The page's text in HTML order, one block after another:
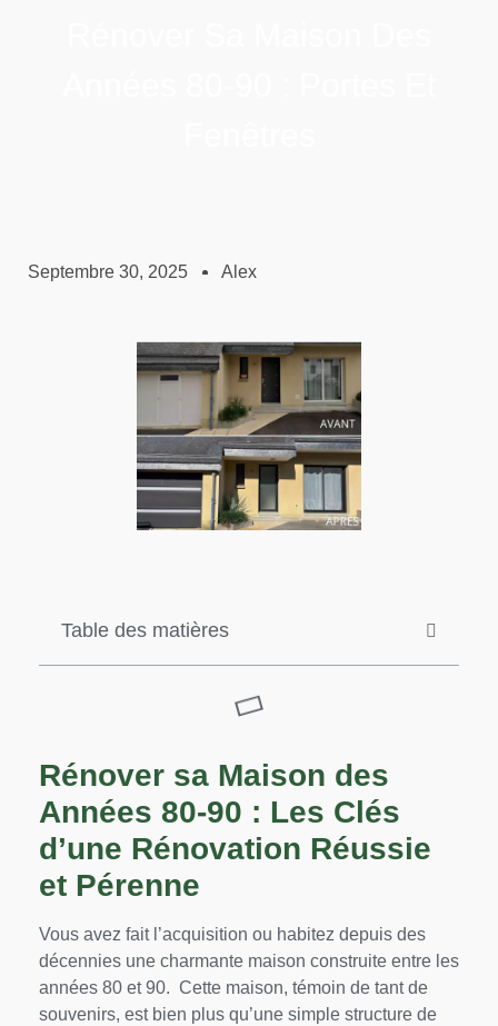
Septembre 30, 2025 Alex
Table des matières
Rénover sa Maison des
Années 80-90 : Les Clés
d’une Rénovation Réussie
et Pérenne
Vous avez fait l’acquisition ou habitez depuis des
décennies une charmante maison construite entre les
années 80 et 90. Cette maison, témoin de tant de
souvenirs, est bien plus qu’une simple structure de